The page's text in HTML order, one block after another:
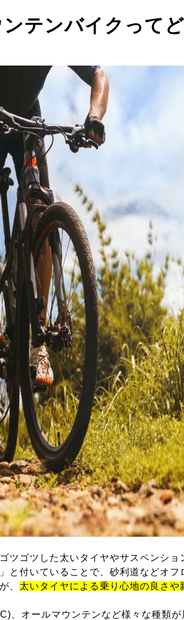
ンテンバイクって
ツゴツした太いタイヤやサスペンシ
と付いていることで、砂利道などオ
、 太いタイヤによる乗り心地の良さ
、オールマウンテンなど様々な種類